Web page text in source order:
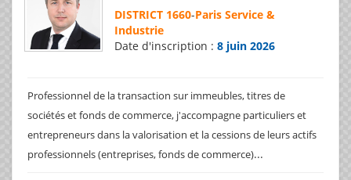
DISTRICT 1660-Paris Service &
Industrie
Date d'inscription : 8 juin 2026
Professionnel de la transaction sur immeubles, titres de
sociétés et fonds de commerce, j'accompagne particuliers et
entrepreneurs dans la valorisation et la cessions de leurs actifs
professionnels (entreprises, fonds de commerce)...